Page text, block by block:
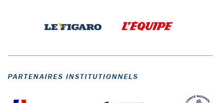
PARTENAIRES INSTITUTIONNELS